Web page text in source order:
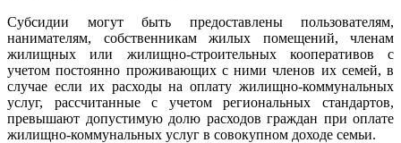
Субсидии могут быть предоставлены пользователям,
нанимателям, собственникам жилых помещений, членам
жилищных или жилищно-строительных кооперативов с
учетом постоянно проживающих с ними членов их семей, в
случае если их расходы на оплату жилищно-коммунальных
услуг, рассчитанные с учетом региональных стандартов,
превышают допустимую долю расходов граждан при оплате
жилищно-коммунальных услуг в совокупном доходе семьи.